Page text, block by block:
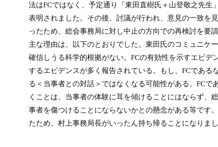
法はFCではなく、予定通り「東田直樹氏＋山登敬之先生
表明されました。その後、討議が行われ、意見の一致を
ったため、総会事務局に対し中止の方向での再検討を要
主な理由は、以下のとおりでした。東田氏のコミュニケ
確信しうる科学的根拠がない。FCの有効性を示すエビデ
するエビデンスが多く報告されている。もし、FCである
る＜当事者との対話＞ではなくなる可能性がある。FCで
くことは、当事者の体験に耳を傾けることにはならず、
事者を傷つけることにならないかとの懸念がある等です
たため、村上事務局長がいったん持ち帰ることになりま